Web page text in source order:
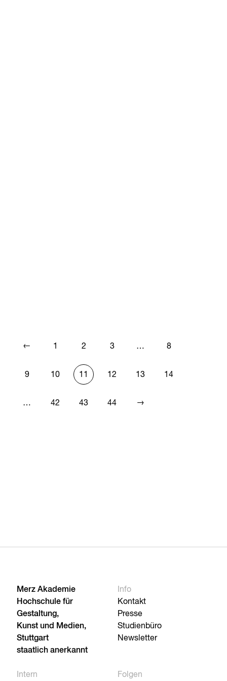
← 1 2 3 … 8
9 10 11 12 13 14
… 42 43 44 →
Merz Akademie
Hochschule für
Gestaltung,
Kunst und Medien,
Stuttgart
staatlich anerkannt
Info
Kontakt
Presse
Studienbüro
Newsletter
Intern Folgen